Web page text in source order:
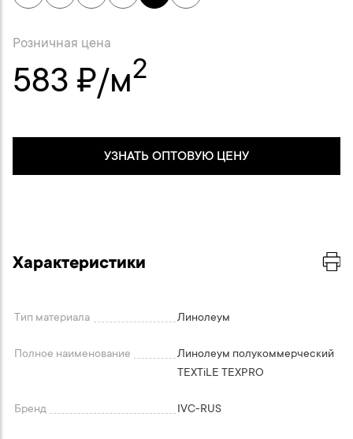
Розничная цена
583 ₽/м2
УЗНАТЬ ОПТОВУЮ ЦЕНУ
Характеристики
Тип материала Линолеум
Полное наименование
Линолеум полукоммерческий
TEXTiLE TEXPRO
Бренд IVC-RUS